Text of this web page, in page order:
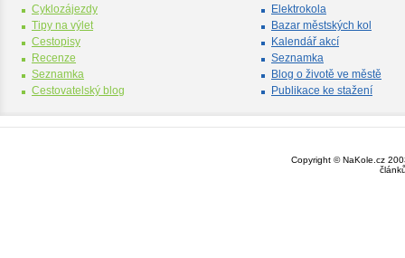
Cyklozájezdy
Tipy na výlet
Cestopisy
Recenze
Seznamka
Cestovatelský blog
Elektrokola
Bazar městských kol
Kalendář akcí
Seznamka
Blog o životě ve městě
Publikace ke stažení
Copyright © NaKole.cz